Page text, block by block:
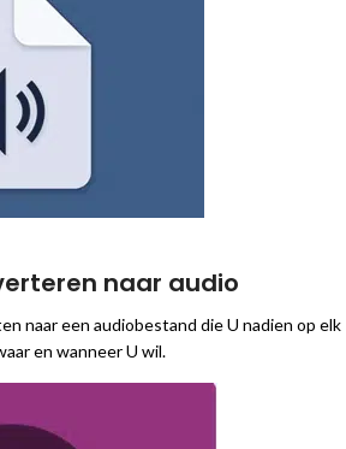
naar audio
naar een audiobestand die U nadien op elk
en wanneer U wil.